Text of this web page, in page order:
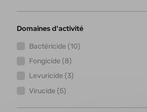
Domaines d'activité
Bactéricide (10)
Fongicide (8)
Levuricide (3)
Virucide (5)